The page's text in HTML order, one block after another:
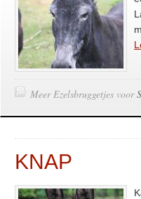
Meer Ezelsbruggetjes voor
KNAP